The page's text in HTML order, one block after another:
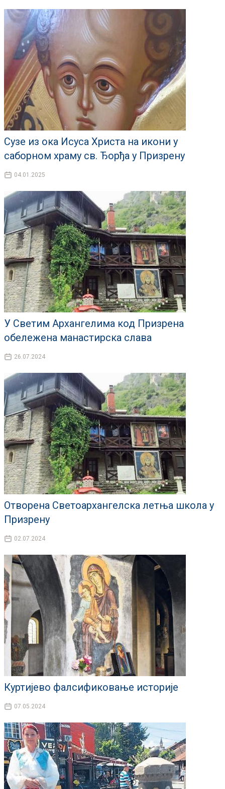
Сузе из ока Исуса Христа на икони у
саборном храму св. Ђорђа у Призрену
04.01.2025
У Светим Архангелима код Призрена
обележена манастирска слава
26.07.2024
Отворена Светоархангелска летња школа у
Призрену
02.07.2024
Куртијево фалсификовање историје
07.05.2024